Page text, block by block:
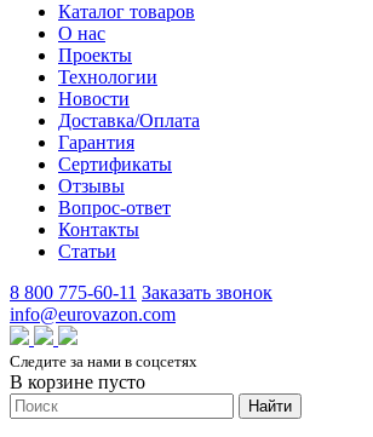
Каталог товаров
О нас
Проекты
Технологии
Новости
Доставка/Оплата
Гарантия
Сертификаты
Отзывы
Вопрос-ответ
Контакты
Статьи
8 800 775-60-11 Заказать звонок
info@eurovazon.com
Следите за нами в соцсетях
В корзине пусто
Найти